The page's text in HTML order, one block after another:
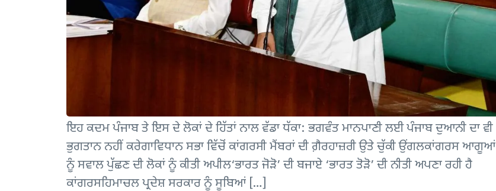
ਇਹ ਕਦਮ ਪੰਜਾਬ ਤੇ ਇਸ ਦੇ ਲੋਕਾਂ ਦੇ ਹਿੱਤਾਂ ਨਾਲ ਵੱਡਾ ਧੱਕਾ: ਭਗਵੰਤ ਮਾਨਪਾਣੀ ਲਈ ਪੰਜਾਬ ਦੁਆਨੀ ਦਾ ਵੀ
ਭੁਗਤਾਨ ਨਹੀਂ ਕਰੇਗਾਵਿਧਾਨ ਸਭਾ ਵਿੱਚੋਂ ਕਾਂਗਰਸੀ ਮੈਂਬਰਾਂ ਦੀ ਗ਼ੈਰਹਾਜ਼ਰੀ ਉਤੇ ਚੁੱਕੀ ਉਂਗਲਕਾਂਗਰਸ ਆਗੂਆਂ
ਨੂੰ ਸਵਾਲ ਪੁੱਛਣ ਦੀ ਲੋਕਾਂ ਨੂੰ ਕੀਤੀ ਅਪੀਲ‘ਭਾਰਤ ਜੋੜੋ’ ਦੀ ਬਜਾਏ ‘ਭਾਰਤ ਤੋੜੋ’ ਦੀ ਨੀਤੀ ਅਪਣਾ ਰਹੀ ਹੈ
ਕਾਂਗਰਸਹਿਮਾਚਲ ਪ੍ਰਦੇਸ਼ ਸਰਕਾਰ ਨੂੰ ਸੂਬਿਆਂ […]